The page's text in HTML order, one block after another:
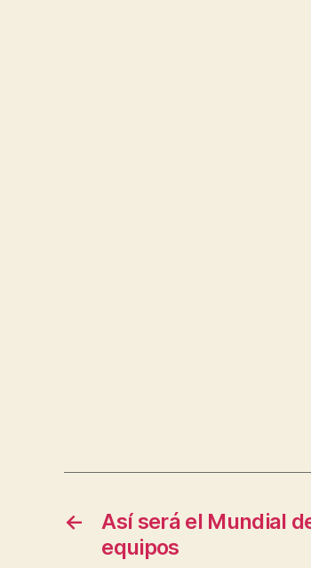
←
Así será el Mundial
equipos